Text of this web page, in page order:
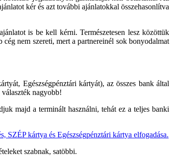
kér és azt további ajánlatokkal összehasonlítva
is be kell kérni. Természetesen lesz közöttük
nem szereti, mert a partnereinél sok bonyodalmat
Egészségpénztári kártyát), az összes bank által
nagyobb!
majd a terminált használni, tehát ez a teljes banki
szabnak, satöbbi.